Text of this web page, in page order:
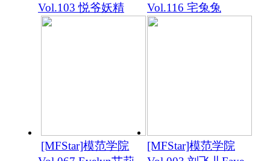
Vol.103 悦爷妖精
Vol.116 宅兔兔
[MFStar]模范学院
[MFStar]模范学院